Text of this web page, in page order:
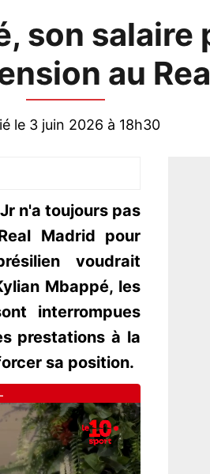
son salaire
au
le 3 juin 2026 à 18h30
n'a toujours pas
Madrid pour
voudrait
Mbappé, les
interrompues
prestations à la
sa position.